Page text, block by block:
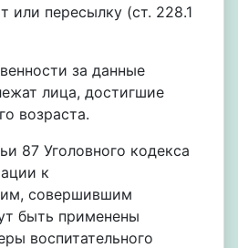
или пересылку (ст. 228.1
за данные
лица, достигшие
возраста.
87 Уголовного кодекса
к
совершившим
быть применены
воспитательного